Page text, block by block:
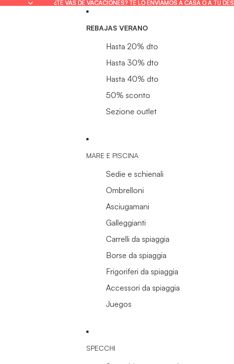
¿TE VAS DE VACACIONES? TE LO ENVIAMOS A CASA O A TU
¿TE VAS DE VACACIONES? TE LO ENVIAMOS A CASA O A TU
REBAJAS VERANO
Hasta 20% dto
Hasta 30% dto
Hasta 40% dto
50% sconto
Sezione outlet
MARE E PISCINA
Sedie e schienali
Ombrelloni
Asciugamani
Galleggianti
Carrelli da spiaggia
Borse da spiaggia
Frigoriferi da spiaggia
Accessori da spiaggia
Juegos
SPECCHI